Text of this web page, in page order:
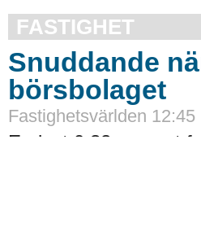
FASTIGHET
Snuddande
börsbolaget
Fastighetsvärlden 12:45
Endast 0,32 procent